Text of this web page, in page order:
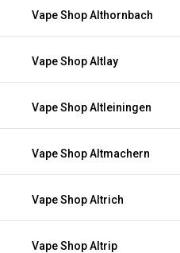
Vape Shop Althornbach
Vape Shop Altlay
Vape Shop Altleiningen
Vape Shop Altmachern
Vape Shop Altrich
Vape Shop Altrip